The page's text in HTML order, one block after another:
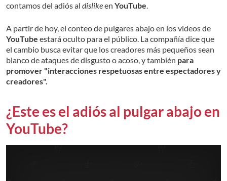
contamos del adiós al dislikeen YouTube.
A partir de hoy, el conteo de pulgares abajo en los videos de
YouTube estará oculto para el público. La compañía dice que
el cambio busca evitar que los creadores más pequeños sean
blanco de ataques de disgusto o acoso, y también para
promover "interacciones respetuosas entre espectadores y
creadores".
¿Este es el adiós al pulgar abajo en
YouTube?